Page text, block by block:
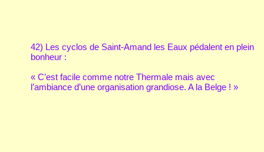
42) Les cyclos de Saint-Amand les Eaux pédalent en plein
bonheur :
« C’est facile comme notre Thermale mais avec
l’ambiance d’une organisation grandiose. A la Belge ! »